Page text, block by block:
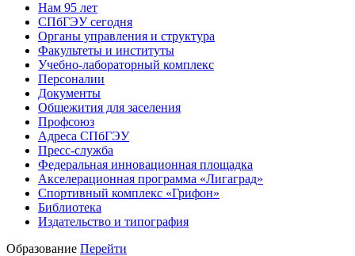
Нам 95 лет
СПбГЭУ сегодня
Органы управления и структура
Факультеты и институты
Учебно-лабораторный комплекс
Персоналии
Документы
Общежития для заселения
Профсоюз
Адреса СПбГЭУ
Пресс-служба
Федеральная инновационная площадка
Акселерационная программа «Лигаград»­­
Спортивный комплекс «Грифон»
Библиотека
Издательство и типография
Образование Перейти